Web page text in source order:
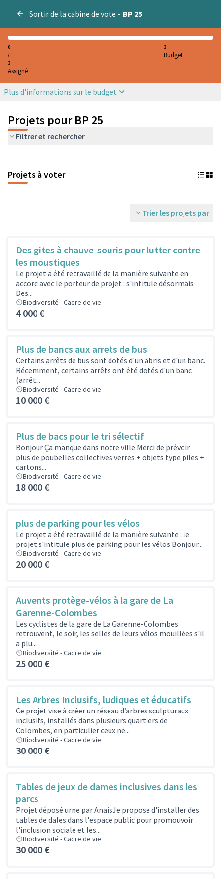
Sortir de la cabine de vote - BP 25
0
/
3
Assigné
3
Budget
Plus d'informations sur le budget
Projets pour BP 25
Filtrer et rechercher
Projets à voter
Trier les projets par
Des gites à chauve-souris pour lutter contre
les moustiques
Le projet a été retravaillé de la manière suivante en
accord avec le porteur de projet : s'intitule désormais
Des...
Biodiversité - Cadre de vie
4 000 €
Plus de bancs aux arrets de bus
Certains arrêts de bus sont dotés d'un abris et d'un banc.
Récemment, certains arrêts ont été dotés d'un banc
(arrêt...
Biodiversité - Cadre de vie
10 000 €
Plus de bacs pour le tri sélectif
Bonjour Ça manque dans notre ville Merci de prévoir
plus de poubelles collectives verres + objets type piles +
cartons...
Biodiversité - Cadre de vie
18 000 €
plus de parking pour les vélos
Le projet a été retravaillé de la manière suivante : le
projet s'intitule plus de parking pour les vélos Bonjour...
Biodiversité - Cadre de vie
20 000 €
Auvents protège-vélos à la gare de La
Garenne-Colombes
Les cyclistes de la gare de La Garenne-Colombes
retrouvent, le soir, les selles de leurs vélos mouillées s'il
a plu...
Biodiversité - Cadre de vie
25 000 €
Les Arbres Inclusifs, ludiques et éducatifs
Ce projet vise à créer un réseau d’arbres sculpturaux
inclusifs, installés dans plusieurs quartiers de
Colombes, en particulier ceux ne...
Biodiversité - Cadre de vie
30 000 €
Tables de jeux de dames inclusives dans les
parcs
Projet déposé urne par AnaisJe propose d'installer des
tables de dales dans l'espace public pour promouvoir
l'inclusion sociale et les...
Biodiversité - Cadre de vie
30 000 €